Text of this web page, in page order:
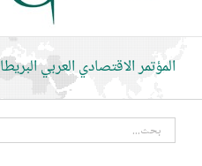
المؤتمر الاقتصادي العربي البريطاني لندن، 3
البحث